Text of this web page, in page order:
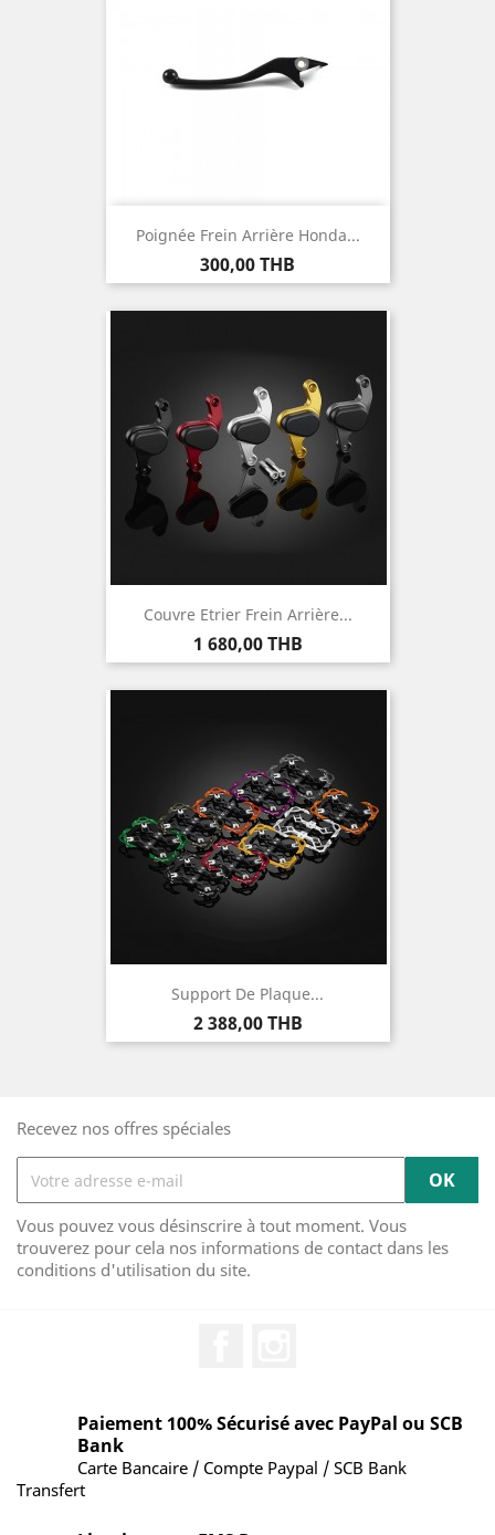
Poignée Frein Arrière Honda...
Prix
300,00 THB
Couvre Etrier Frein Arrière...
Prix
1 680,00 THB
Support De Plaque...
Prix
2 388,00 THB
Recevez nos offres spéciales
Vous pouvez vous désinscrire à tout moment. Vous
trouverez pour cela nos informations de contact dans les
conditions d'utilisation du site.
Paiement 100% Sécurisé avec PayPal ou SCB
Bank
Carte Bancaire / Compte Paypal / SCB Bank
Transfert